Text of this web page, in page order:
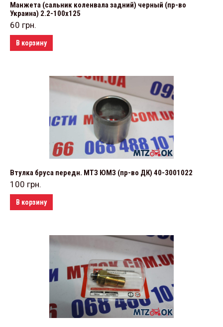
Манжета (сальник коленвала задний) черный (пр-во
Украина) 2.2-100х125
60 грн.
В корзину
Втулка бруса передн. МТЗ ЮМЗ (пр-во ДК) 40-3001022
100 грн.
В корзину